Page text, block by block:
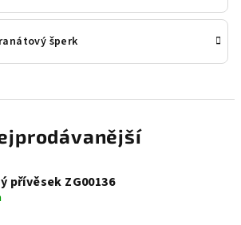
šperk
přívěsek ZG00136